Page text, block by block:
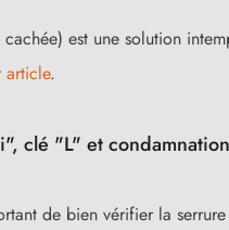
est une solution
article.
clé "L" et condamnation
de bien vérifier la